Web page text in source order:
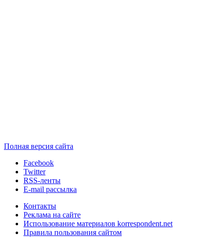
Полная версия сайта
Facebook
Twitter
RSS-ленты
E-mail рассылка
Контакты
Реклама на сайте
Использование материалов korrespondent.net
Правила пользования сайтом